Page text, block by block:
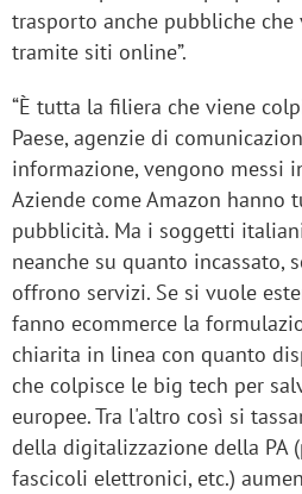
trasporto anche pubbliche
tramite siti online”.
“È tutta la filiera che viene
Paese, agenzie di
informazione, vengono messi
Aziende come Amazon hanno
pubblicità. Ma i soggetti
neanche su quanto incassato,
offrono servizi. Se si vuole
fanno ecommerce la
chiarita in linea con quanto
che colpisce le big tech per
europee. Tra l'altro così si
della digitalizzazione della PA
fascicoli elettronici, etc.)